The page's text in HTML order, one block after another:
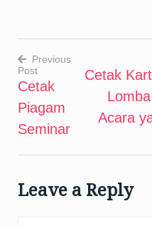
Post
navigation
Previous
Post
Cetak
Piagam
Seminar
Cetak
Acara
Leave a Reply